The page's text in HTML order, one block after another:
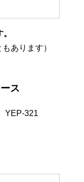
あります）
ス
YEP-321